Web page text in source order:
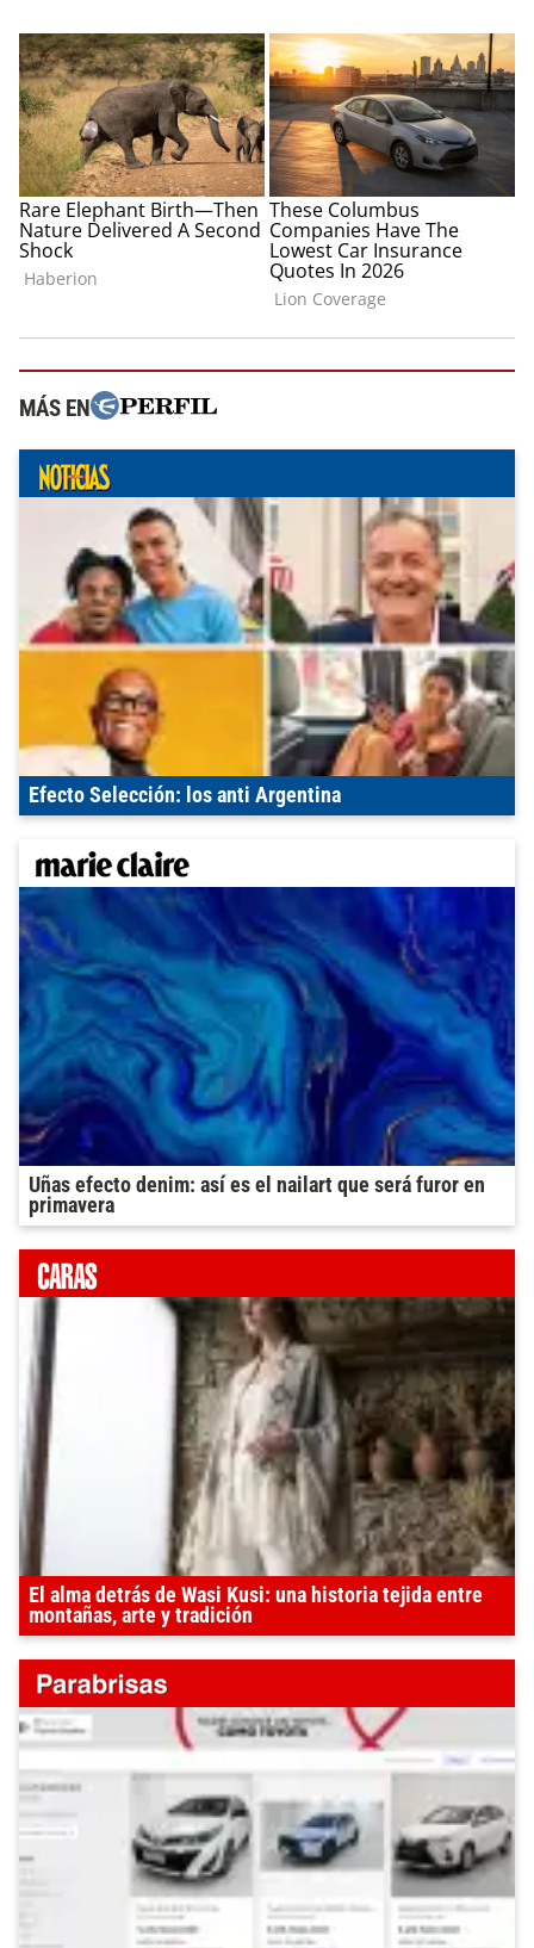
MÁS EN
Efecto Selección: los anti Argentina
Uñas efecto denim: así es el nailart que será furor en
primavera
El alma detrás de Wasi Kusi: una historia tejida entre
montañas, arte y tradición